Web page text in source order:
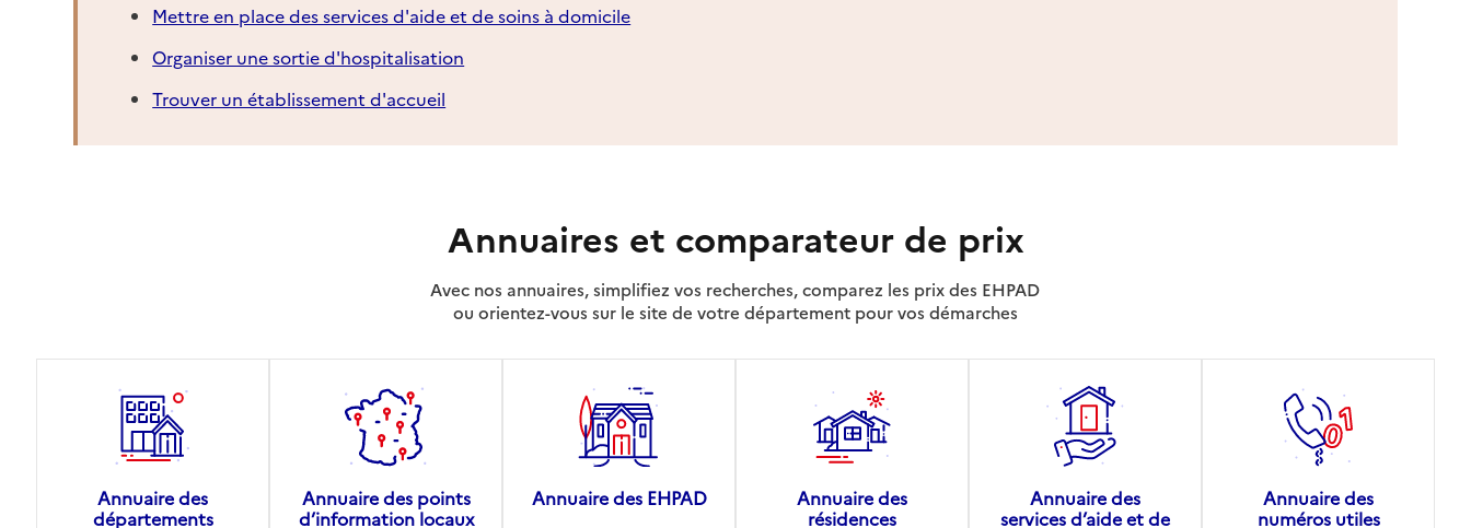
Mettre en place des services d'aide et de soins à domicile
Organiser une sortie d'hospitalisation
Trouver un établissement d'accueil
Annuaires et comparateur de prix
Avec nos annuaires, simplifiez vos recherches, comparez les prix des EHPAD
ou orientez-vous sur le site de votre département pour vos démarches
Annuaire des
départements
Annuaire des points
d’information locaux
Annuaire des EHPAD
Annuaire des
résidences
Annuaire des
services d’aide et de
Annuaire des
numéros utiles